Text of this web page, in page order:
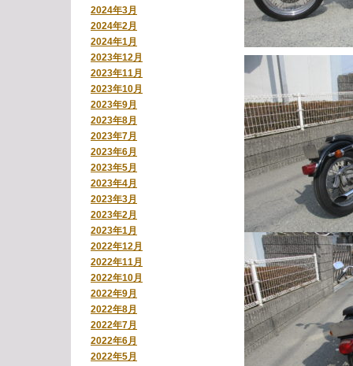
2024年3月
2024年2月
2024年1月
2023年12月
2023年11月
2023年10月
2023年9月
2023年8月
2023年7月
2023年6月
2023年5月
2023年4月
2023年3月
2023年2月
2023年1月
2022年12月
2022年11月
2022年10月
2022年9月
2022年8月
2022年7月
2022年6月
2022年5月